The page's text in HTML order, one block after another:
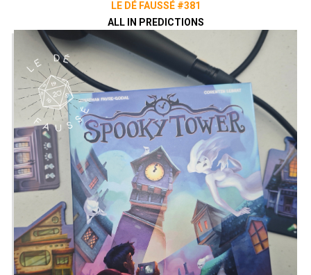
LE DÉ FAUSSÉ #381
ALL IN PREDICTIONS